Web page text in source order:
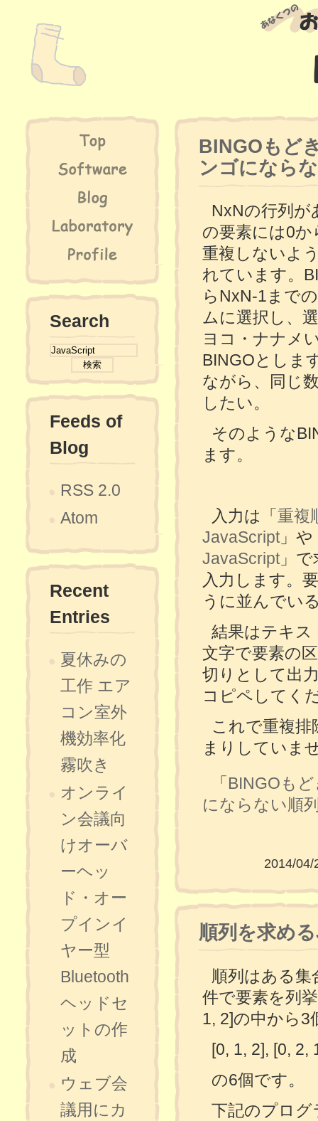
BINGOもど
ンゴになら
NxNの行列が
の要素には0
重複しないよ
れています。
らNxN-1まで
ムに選択し、
ヨコ・ナナメ
BINGOとしま
ながら、同じ
したい。
そのような
ます。
入力は「重複
JavaScript」や
JavaScript」で
入力します。
うに並んでい
結果はテキ
文字で要素の
切りとして出
コピペしてく
これで重複
まりしていま
「BINGOも
にならない順
2014/
順列を求め
順列はある
件で要素を列
1, 2]の中から3
[0, 1, 2], [0, 2,
の6個です。
下記のプログ
Search
Feeds of
Blog
RSS 2.0
Atom
Recent
Entries
夏休みの
工作 エア
コン室外
機効率化
霧吹き
オンライ
ン会議向
けオーバ
ーヘッ
ド・オー
プインイ
ヤー型
Bluetooth
ヘッドセ
ットの作
成
ウェブ会
議用にカ